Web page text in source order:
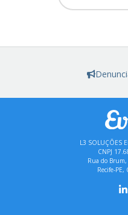
L3 SOLUÇÕES
CNPJ
Rua do
Recife-PE,